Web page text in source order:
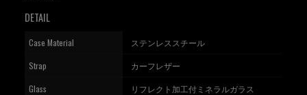
DETAIL
Case Material
ステンレススチール
Strap
カーフレザー
Glass
リフレクト加工付ミネラルガラス